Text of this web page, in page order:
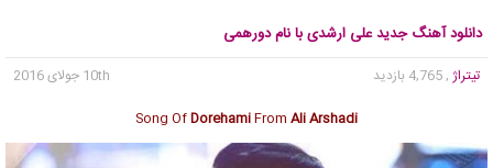
دانلود آهنگ جدید علی ارشدی با نام دورهمی
تیتراژ , 4,765 بازدید
10th جولای 2016
Song OfDorehamiFrom Ali Arshadi